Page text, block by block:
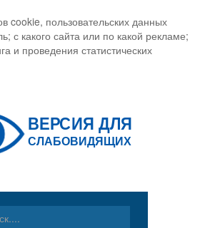
cookie, пользовательских данных
с какого сайта или по какой рекламе;
и проведения статистических